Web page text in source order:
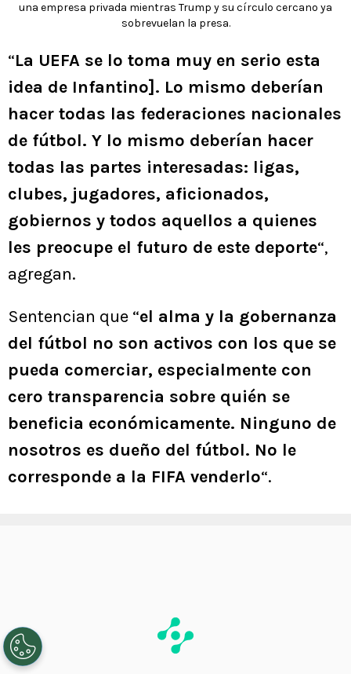
una empresa privada mientras Trump y su círculo cercano ya
sobrevuelan la presa.
“La UEFA se lo toma muy en serio esta
idea de Infantino]. Lo mismo deberían
hacer todas las federaciones nacionales
de fútbol. Y lo mismo deberían hacer
todas las partes interesadas: ligas,
clubes, jugadores, aficionados,
gobiernos y todos aquellos a quienes
les preocupe el futuro de este deporte“,
agregan.
Sentencian que “el alma y la gobernanza
del fútbol no son activos con los que se
pueda comerciar, especialmente con
cero transparencia sobre quién se
beneficia económicamente. Ninguno de
nosotros es dueño del fútbol. No le
corresponde a la FIFA venderlo“.